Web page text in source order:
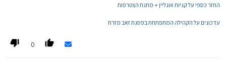
החזר כספי על קניות אונליין + מתנת הצטרפות
עדכונים על הקהילה המתפתחת בפסגת זאב מזרח
0